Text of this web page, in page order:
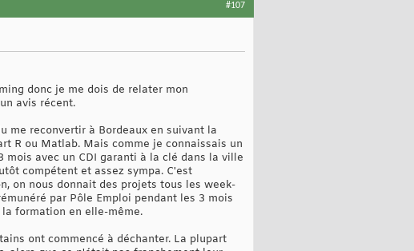
#107
donc je me dois de relater mon
avis récent.
me reconvertir à Bordeaux en suivant la
R ou Matlab. Mais comme je connaissais un
mois avec un CDI garanti à la clé dans la ville
compétent et assez sympa. C'est
on nous donnait des projets tous les week-
par Pôle Emploi pendant les 3 mois
formation en elle-même.
ont commencé à déchanter. La plupart